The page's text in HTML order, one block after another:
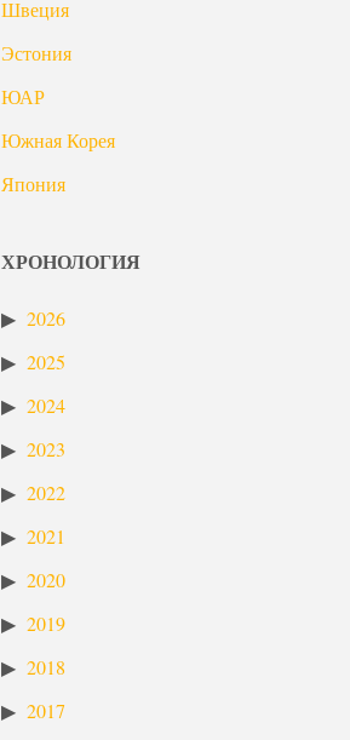
Швеция
Эстония
ЮАР
Южная Корея
Япония
ХРОНОЛОГИЯ
2026
2025
2024
2023
2022
2021
2020
2019
2018
2017